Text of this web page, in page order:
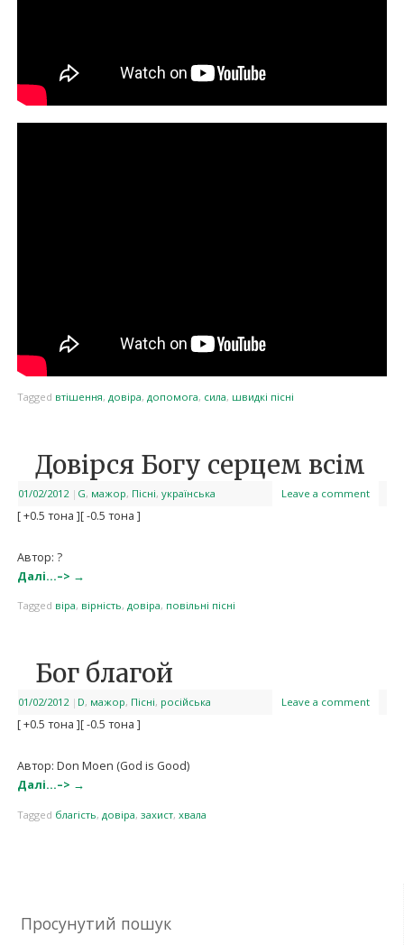
Tagged втішення, довіра, допомога, сила, швидкі пісні
Довірся Богу серцем всім
01/02/2012 | G, мажор, Пісні, українська Leave a comment
[ +0.5 тона ][ -0.5 тона ]
Автор: ?
Далі…–> →
Tagged віра, вірність, довіра, повільні пісні
Бог благой
01/02/2012 | D, мажор, Пісні, російська Leave a comment
[ +0.5 тона ][ -0.5 тона ]
Автор: Don Moen (God is Good)
Далі…–> →
Tagged благість, довіра, захист, хвала
Просунутий пошук